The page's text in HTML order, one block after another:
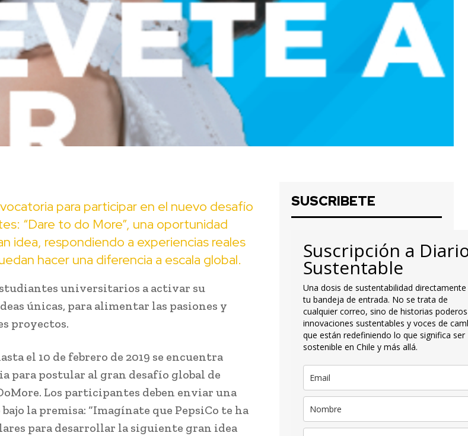
para participar en el nuevo desafío
“Dare to do More”, una oportunidad
idea, respondiendo a experiencias reales
hacer una diferencia a escala global.
universitarios a activar su
únicas, para alimentar las pasiones y
proyectos.
el 10 de febrero de 2019 se encuentra
para postular al gran desafío global de
Los participantes deben enviar una
la premisa: “Imagínate que PepsiCo te ha
para desarrollar la siguiente gran idea
SUSCRIBETE
Suscripción a
Sustentable
Una dosis de sustentabilidad
tu bandeja de entrada. No se trata de
cualquier correo, sino de historias
innovaciones sustentables y voces de
que están redefiniendo lo que significa ser
sostenible en Chile y más allá.